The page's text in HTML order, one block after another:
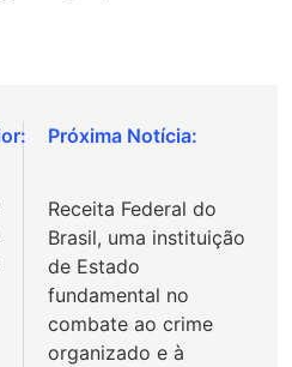
Receita Federal do
Brasil, uma instituição
de Estado
fundamental no
combate ao crime
organizado e à